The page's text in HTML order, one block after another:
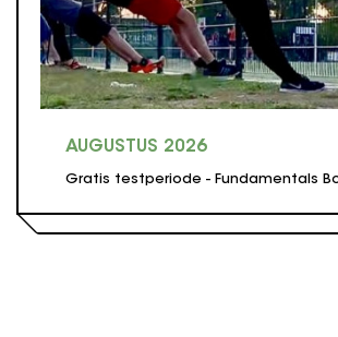
AUGUSTUS 2026
Gratis testperiode - Fundamentals